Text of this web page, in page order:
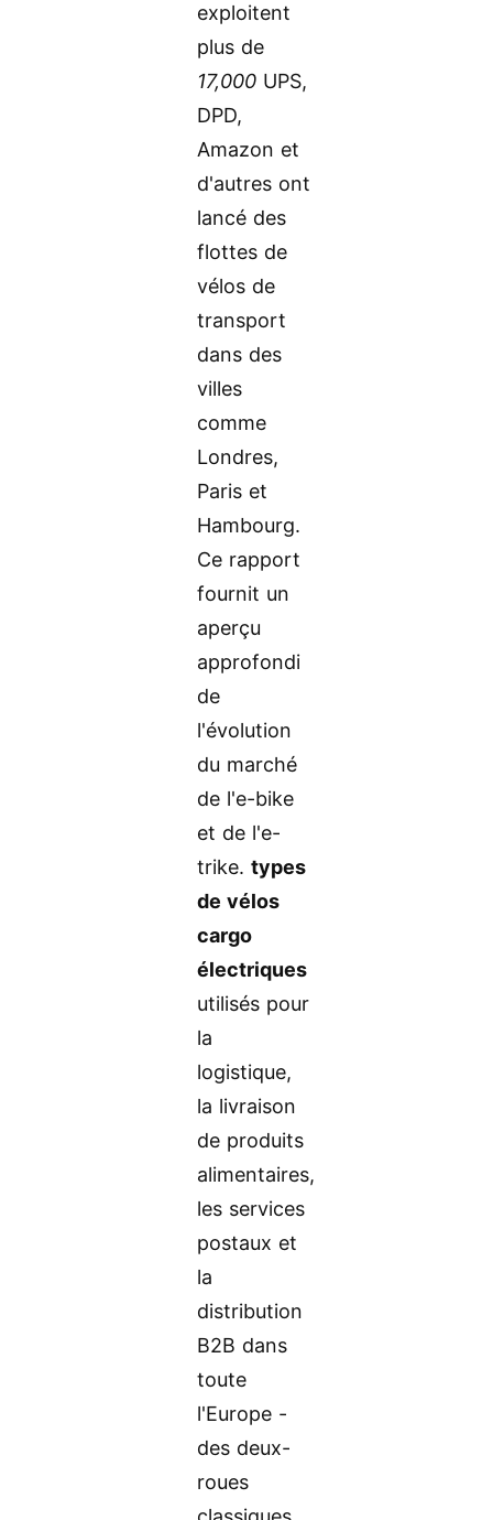
exploitent
plus de
17,000 UPS,
DPD,
Amazon et
d'autres ont
lancé des
flottes de
vélos de
transport
dans des
villes
comme
Londres,
Paris et
Hambourg.
Ce rapport
fournit un
aperçu
approfondi
de
l'évolution
du marché
de l'e-bike
et de l'e-
trike.types
de vélos
cargo
électriques
utilisés pour
la
logistique,
la livraison
de produits
alimentaires,
les services
postaux et
la
distribution
B2B dans
toute
l'Europe -
des deux-
roues